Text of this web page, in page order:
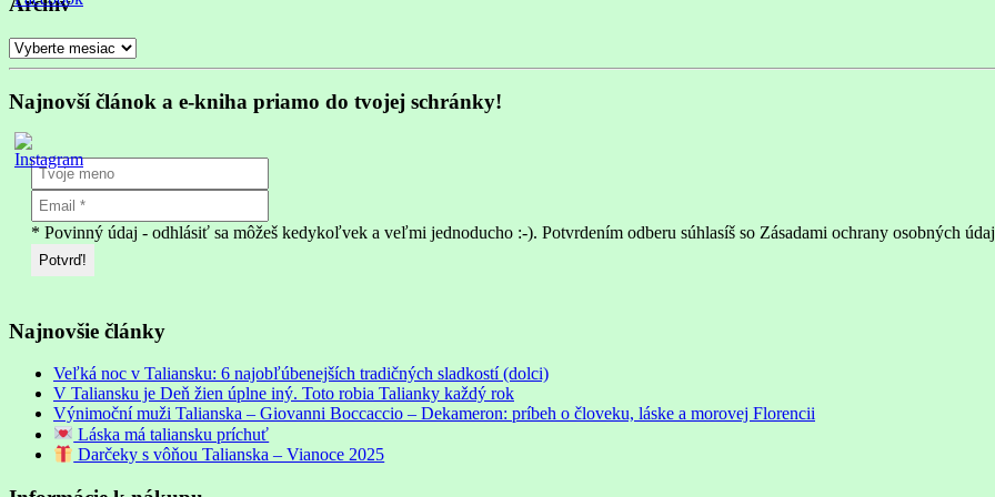
Archív
Najnovší článok a e-kniha priamo do tvojej schránky!
* Povinný údaj - odhlásiť sa môžeš kedykoľvek a veľmi jednoducho :-). Potvrdením odberu súhlasíš so Zásadami ochrany osobných
Najnovšie články
Veľká noc v Taliansku: 6 najobľúbenejších tradičných sladkostí (dolci)
V Taliansku je Deň žien úplne iný. Toto robia Talianky každý rok
Výnimoční muži Talianska – Giovanni Boccaccio – Dekameron: príbeh o človeku, láske a morovej Florencii
Láska má taliansku príchuť
Darčeky s vôňou Talianska – Vianoce 2025